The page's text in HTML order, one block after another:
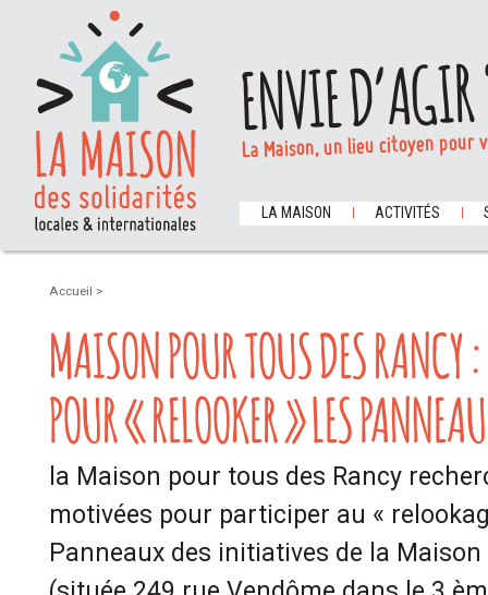
ENVIE
La Maison, un lieu citoyen
LA MAISON ACTIVITÉS
Accueil >
MAISON POUR TOUS DES
POUR « RELOOKER » LES
la Maison pour tous des Rancy
motivées pour participer au «
Panneaux des initiatives de la